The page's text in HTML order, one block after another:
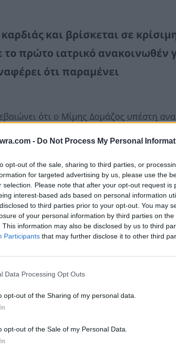
- Do Not Process My Personal
opt-out of the sale, sharing to third parties, or
for targeted advertising by us, please use the
selection. Please note that after your opt-out request is
interest-based ads based on personal information
to third parties prior to your opt-out. You may
of your personal information by third parties on the
This information may also be disclosed by us to third
Participants that may further disclose it to other third
Data Processing Opt Outs
opt-out of the Sharing of my personal data.
opt-out of the Sale of my Personal Data.
και βρίσκεται σε
πρώτο ιατρικό ανακοινωθέν
ότι παραμένει
ότι ο Μίμης Δομάζος υπέστη
και πλέον βρίσκεται
κατάσταση.